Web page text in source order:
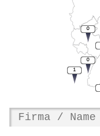
0
1
0